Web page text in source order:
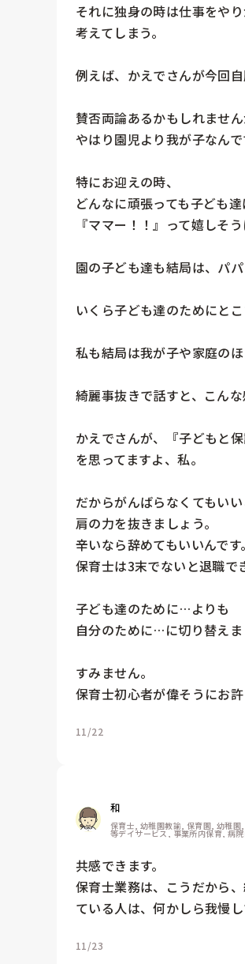
それに独身の時は仕事をや
考えてしまう。
例えば、かえでさんが今回
賛否両論あるかもしれません
やはり園児より我が子なんで
特にお迎えの時、
どんなに頑張っても子ども達
『ママー！！』って嬉しそ
園の子ども達も結局は、パパ
いくら子ども達のためにとこ
私も結局は我が子や家庭のほ
綺麗事抜きで話すと、こんな
かえでさんが、『子どもと
を思ってますよ、私。
だからがんばらなくてもいい
肩の力を抜きましょう。
辛いなら辞めてもいいんです。
保育士は3末でないと退職で
子ども達のために…よりも
自分のために…に切り替えま
すみません。
11/22
和
保育士, 幼稚園教諭, 保育園, 幼稚
等デイサービス, 事業所内保育, 病
共感できます。
保育士業務は、こうだから
ている人は、何かしら我慢
11/23